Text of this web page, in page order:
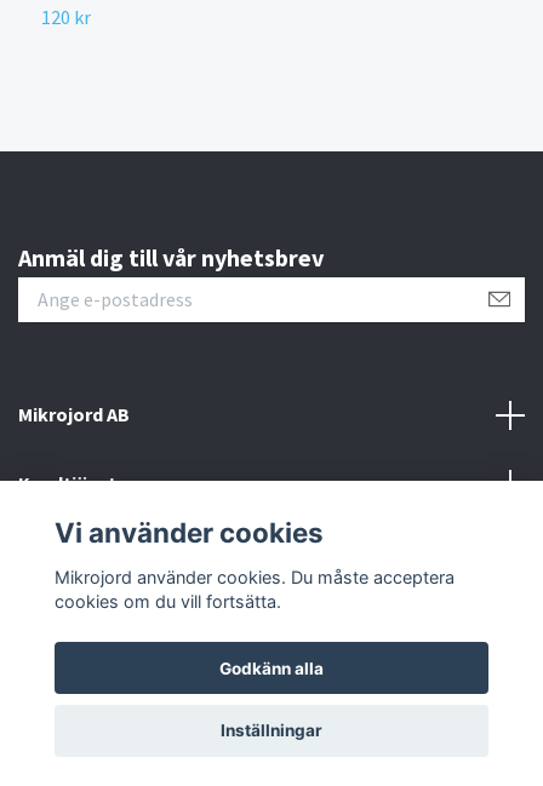
120 kr
Anmäl dig till vår nyhetsbrev
Mikrojord AB
Kundtjänst
© 2026 Mikrojord
Vi använder cookies
Mikrojord använder cookies. Du måste acceptera
cookies om du vill fortsätta.
Godkänn alla
Inställningar